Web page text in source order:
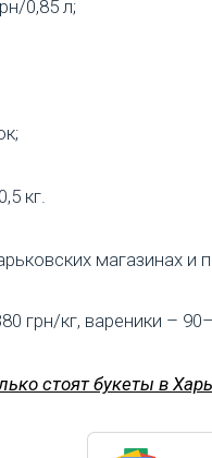
0,85 л;
кг.
магазинах и
грн/кг, вареники –
стоят букеты в